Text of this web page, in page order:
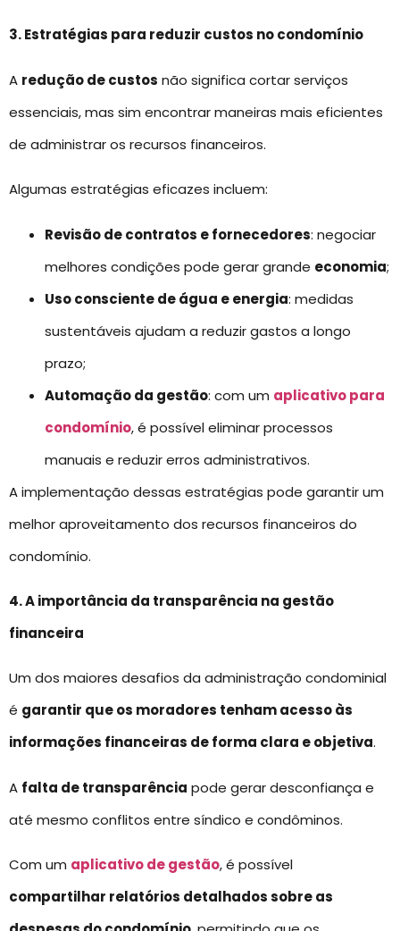
3. Estratégias para reduzir custos no condomínio
A redução de custos não significa cortar serviços
essenciais, mas sim encontrar maneiras mais eficientes
de administrar os recursos financeiros.
Algumas estratégias eficazes incluem:
Revisão de contratos e fornecedores: negociar
melhores condições pode gerar grande economia;
Uso consciente de água e energia: medidas
sustentáveis ajudam a reduzir gastos a longo
prazo;
Automação da gestão: com um aplicativo para
condomínio, é possível eliminar processos
manuais e reduzir erros administrativos.
A implementação dessas estratégias pode garantir um
melhor aproveitamento dos recursos financeiros do
condomínio.
4. A importância da transparência na gestão
financeira
Um dos maiores desafios da administração condominial
é garantir que os moradores tenham acesso às
informações financeiras de forma clara e objetiva.
A falta de transparência pode gerar desconfiança e
até mesmo conflitos entre síndico e condôminos.
Com um aplicativo de gestão, é possível
compartilhar relatórios detalhados sobre as